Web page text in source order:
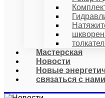
Мастерская
Новости
Новые
связаться с нами